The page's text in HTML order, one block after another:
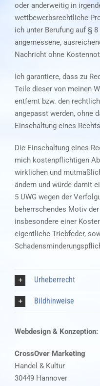
oder anderweitig in
wettbewerbsrechtliche
ich unter Berufung auf §
angemessene,
Nachricht ohne
Ich garantiere, dass zu
Teile dieser von meinen
entfernt bzw. den
angepasst werden, ohne
Einschaltung eines
Die Einschaltung eines
mich kostenpflichtigen
wirklichen und
ändern und würde damit
5 UWG wegen der
beherrschendes Motiv
insbesondere einer
eigentliche Triebfeder,
Urheberrecht
Bildhinweise
Webdesign & Konzeption:
CrossOver Marketing
Handel & Kultur
30449 Hannover